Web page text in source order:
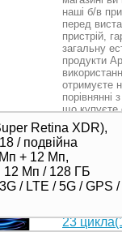
Retina XDR),
/ подвійна
+ 12 Мп,
12 Мп / 128 ГБ
/ LTE / 5G / GPS /
наші б/в
перед
пристрій,
загальну
продукти
отримуєте
що купуєте
довгий час.
Подробнее
23